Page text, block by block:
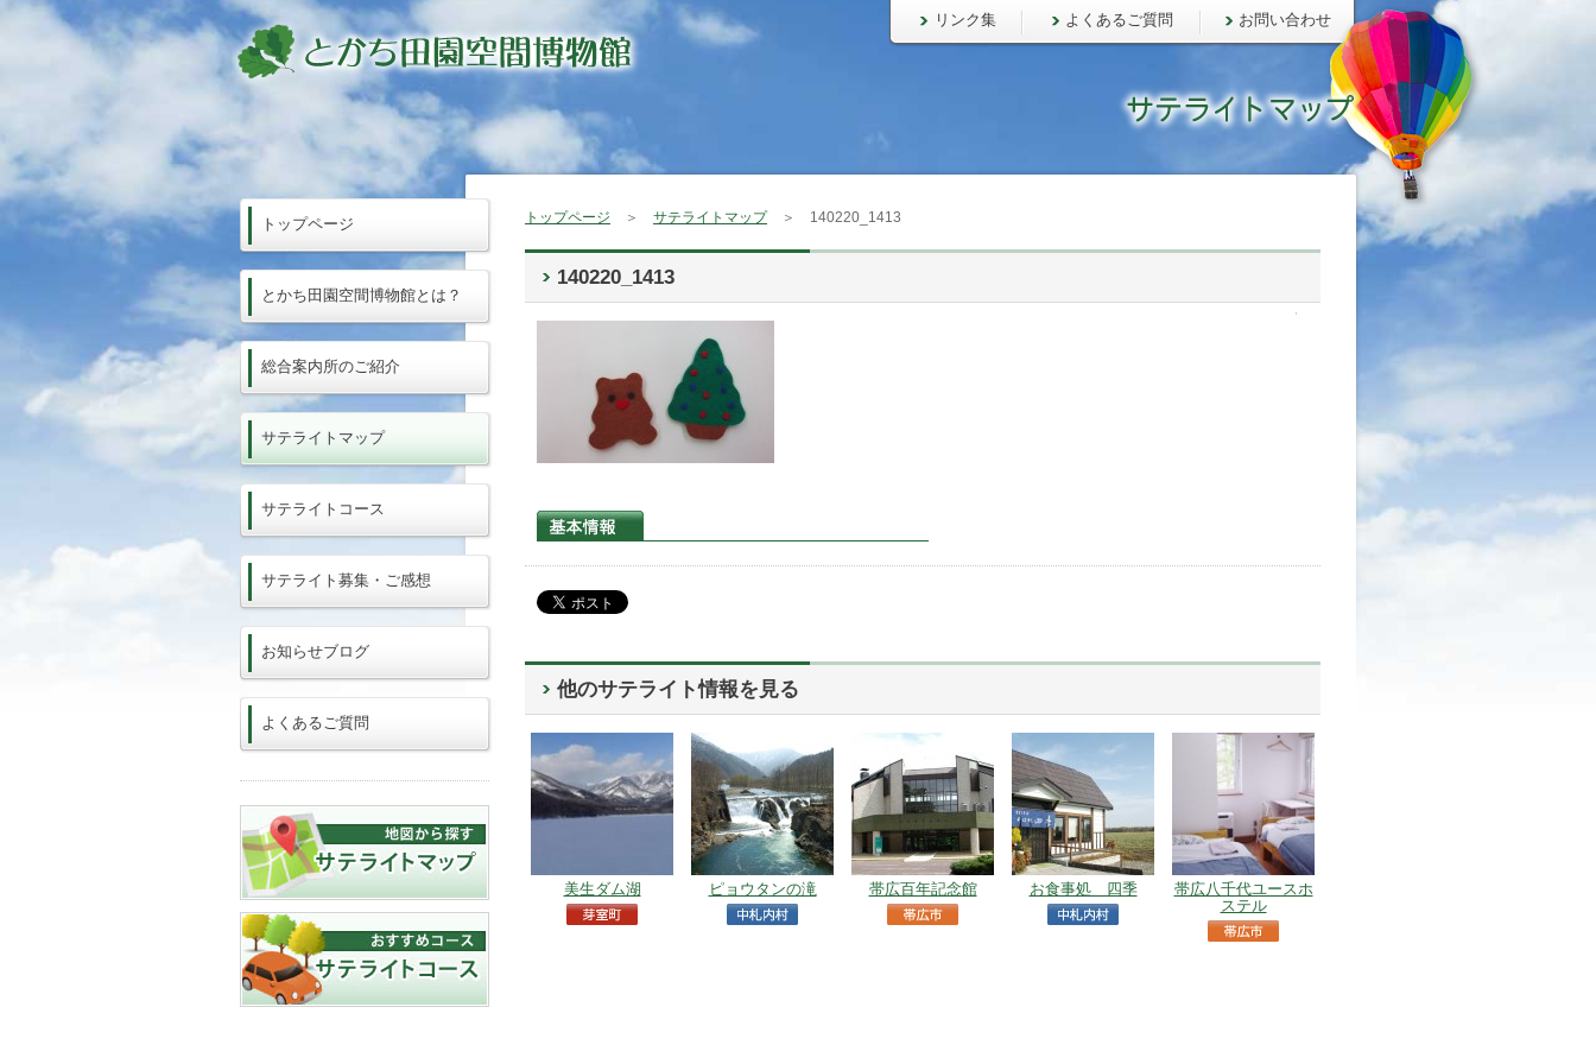
リンク集 よくあるご質問 お問い合わせ
トップページ ＞ サテライトマップ＞ 140220_1413
140220_1413
他のサテライト情報を見る
美生ダム湖 ピョウタンの滝 帯広百年記念館 お食事処 四季
帯広八千代ユースホ
ステル
トップページ
とかち田園空間博物館とは？
総合案内所のご紹介
サテライトマップ
サテライトコース
サテライト募集・ご感想
お知らせブログ
よくあるご質問